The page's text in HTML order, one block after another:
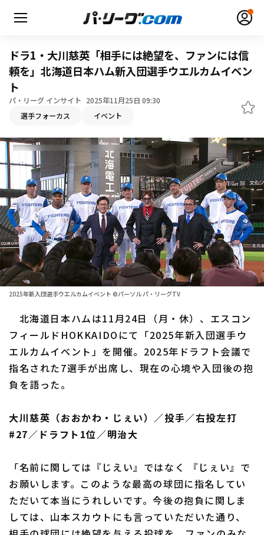
動画
日程・結果
順位表･成績
1軍公式戦
ファーム東地区
ファーム中地区
ファーム西地区
交流戦
選手名鑑
選手名鑑トップ
東北楽天ゴールデンイーグルス
埼玉西武ライオンズ
千葉ロッテマリーンズ
福岡ソフトバンクホークス
ニュース
設定
ドラ1・大川慈英「相手には絶望を、ファンには信
頼を」北海道日本ハム新入団選手ウエルカムイベン
ト
パ・リーグ インサイト 2025年11月25日 09:30
選手フォーカス イベント
2025年新入団選手ウエルカムイベント ©パーソル パ・リーグTV
北海道日本ハムは11月24日（月・休）、エスコン
フィールドHOKKAIDOにて「2025年新入団選手ウ
エルカムイベント」を開催。2025年ドラフト会議で
指名された7選手が出席し、現在の心境や入団後の抱
負を語った。
大川慈英（おおかわ・じぇい）／投手／右投左打
#27／ドラフト1位／明治大
「名前に関しては『じえい』ではなく 『じぇい』で
お願いします。このような最高の球団に指名してい
ただいて本当にうれしいです。今後の抱負に関しま
しては、山本スカウトにも言っていただいた通り、